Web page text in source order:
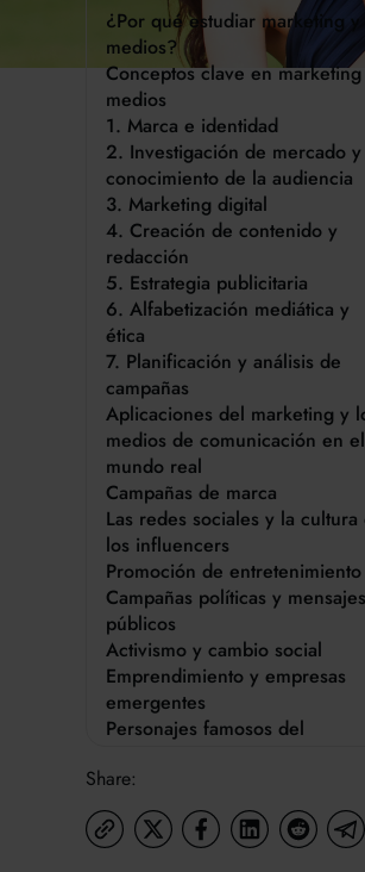
¿Por qué estudiar marketing y
medios?
Conceptos clave en
medios
1. Marca e identidad
2. Investigación de mercado y
conocimiento de la audiencia
3. Marketing digital
4. Creación de contenido y
redacción
5. Estrategia publicitaria
6. Alfabetización mediática y
ética
7. Planificación y análisis de
campañas
Aplicaciones del marketing y
medios de comunicación en el
mundo real
Campañas de marca
Las redes sociales y la cultura
los influencers
Promoción de entretenimiento
Campañas políticas y mensajes
públicos
Activismo y cambio social
Emprendimiento y empresas
emergentes
Personajes famosos del
David Ogilvy
Bozoma San Juan
Philip Kotler
Share: